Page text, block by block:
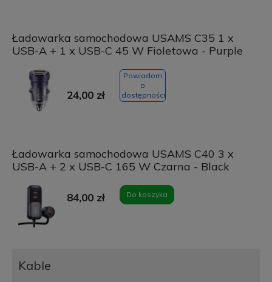
Ładowarka samochodowa USAMS C35 1 x
USB-A + 1 x USB-C 45 W Fioletowa - Purple
24,00 zł
Powiadom
o
dostępności
Ładowarka samochodowa USAMS C40 3 x
USB-A + 2 x USB-C 165 W Czarna - Black
84,00 zł Do koszyka
Kable